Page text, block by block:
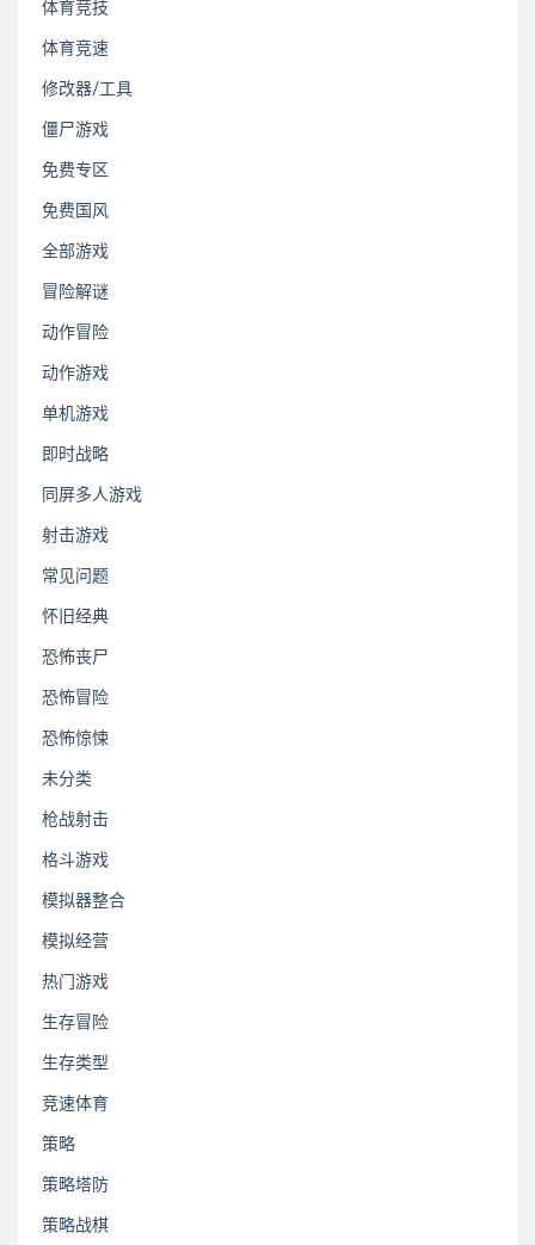
体育竞技
体育竞速
修改器/工具
僵尸游戏
免费专区
免费国风
全部游戏
冒险解谜
动作冒险
动作游戏
单机游戏
即时战略
同屏多人游戏
射击游戏
常见问题
怀旧经典
恐怖丧尸
恐怖冒险
恐怖惊悚
未分类
枪战射击
格斗游戏
模拟器整合
模拟经营
热门游戏
生存冒险
生存类型
竞速体育
策略
策略塔防
策略战棋